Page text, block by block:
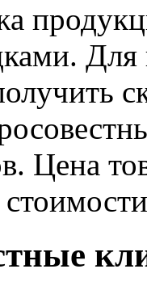
Для
Цена